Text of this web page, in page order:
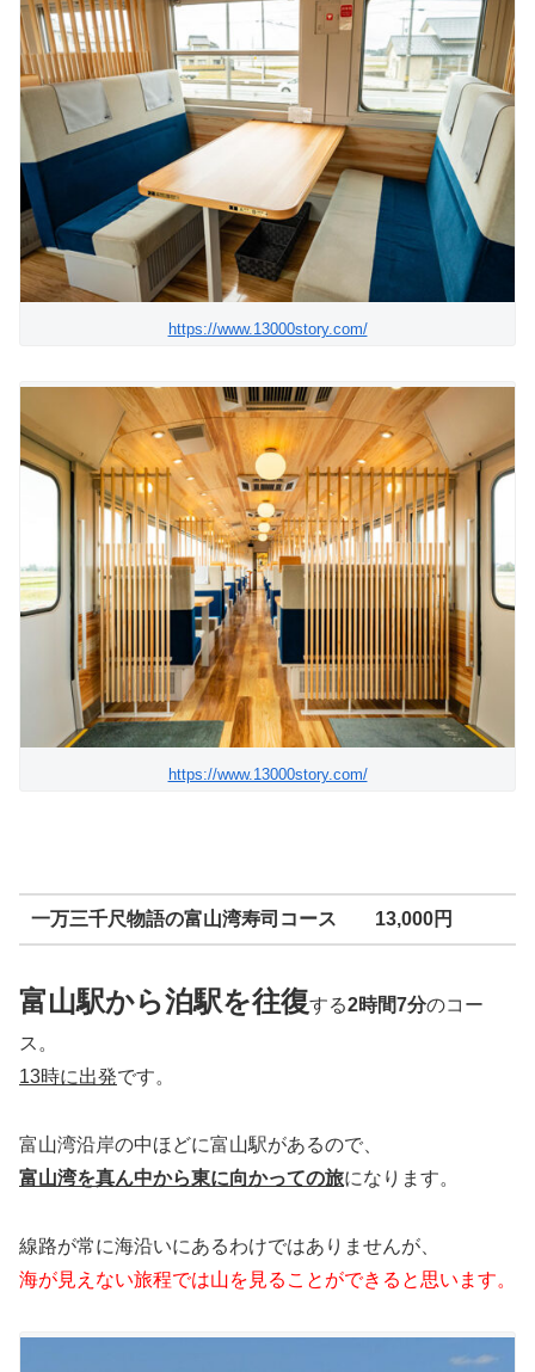
https://www.13000story.com/
https://www.13000story.com/
一万三千尺物語の富山湾寿司コース 13,000円
富山駅から泊駅を往復する2時間7分のコー
ス。
13時に出発です。
富山湾沿岸の中ほどに富山駅があるので、
富山湾を真ん中から東に向かっての旅になります。
線路が常に海沿いにあるわけではありませんが、
海が見えない旅程では山を見ることができると思います。